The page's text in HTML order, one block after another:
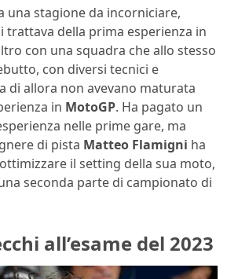
una stagione da incorniciare,
trattava della prima esperienza in
con una squadra che allo stesso
con diversi tecnici e
di allora non avevano maturata
in MotoGP. Ha pagato un
nelle prime gare, ma
di pista Matteo Flamigni ha
il setting della sua moto,
seconda parte di campionato di
all’esame del 2023